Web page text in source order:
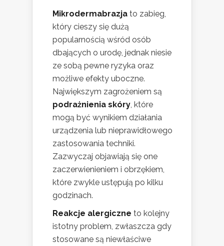
Mikrodermabrazja to zabieg,
który cieszy się dużą
popularnością wśród osób
dbających o urodę, jednak niesie
ze sobą pewne ryzyka oraz
możliwe efekty uboczne.
Największym zagrożeniem są
podrażnienia skóry, które
mogą być wynikiem działania
urządzenia lub nieprawidłowego
zastosowania techniki.
Zazwyczaj objawiają się one
zaczerwienieniem i obrzękiem,
które zwykle ustępują po kilku
godzinach.
Reakcje alergiczne to kolejny
istotny problem, zwłaszcza gdy
stosowane są niewłaściwe